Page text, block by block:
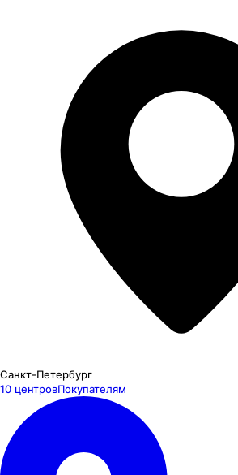
Санкт-Петербург
10 центровПокупателям